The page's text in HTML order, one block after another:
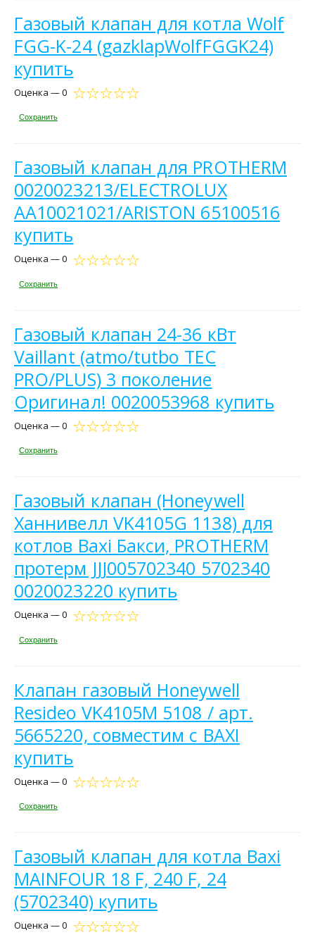
Газовый клапан для котла Wolf
FGG-K-24 (gazklapWolfFGGK24)
купить
Оценка — 0
Сохранить
Газовый клапан для PROTHERM
0020023213/ELECTROLUX
AA10021021/ARISTON 65100516
купить
Оценка — 0
Сохранить
Газовый клапан 24-36 кВт
Vaillant (atmo/tutbo TEC
PRO/PLUS) 3 поколение
Оригинал! 0020053968 купить
Оценка — 0
Сохранить
Газовый клапан (Honeywell
Ханнивелл VK4105G 1138) для
котлов Baxi Бакси, PROTHERM
протерм JJJ005702340 5702340
0020023220 купить
Оценка — 0
Сохранить
Клапан газовый Honeywell
Resideo VK4105M 5108 / арт.
5665220, совместим с BAXI
купить
Оценка — 0
Сохранить
Газовый клапан для котла Baxi
MAINFOUR 18 F, 240 F, 24
(5702340) купить
Оценка — 0